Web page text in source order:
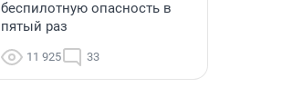
беспилотную опасность в
пятый раз
11 925 33